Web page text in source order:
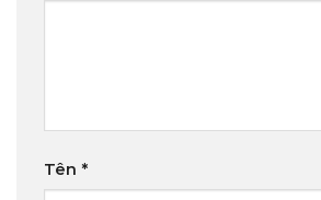
Tên *